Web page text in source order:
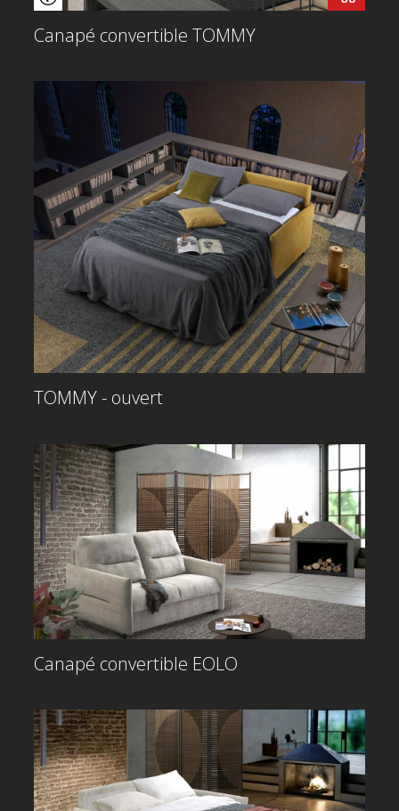
Canapé convertible TOMMY
TOMMY - ouvert
Canapé convertible EOLO